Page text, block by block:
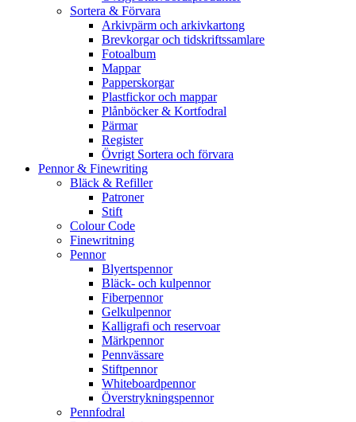
Sortera & Förvara
Arkivpärm och arkivkartong
Brevkorgar och tidskriftssamlare
Fotoalbum
Mappar
Papperskorgar
Plastfickor och mappar
Plånböcker & Kortfodral
Pärmar
Register
Övrigt Sortera och förvara
Pennor & Finewriting
Bläck & Refiller
Patroner
Stift
Colour Code
Finewritning
Pennor
Blyertspennor
Bläck- och kulpennor
Fiberpennor
Gelkulpennor
Kalligrafi och reservoar
Märkpennor
Pennvässare
Stiftpennor
Whiteboardpennor
Överstrykningspennor
Pennfodral